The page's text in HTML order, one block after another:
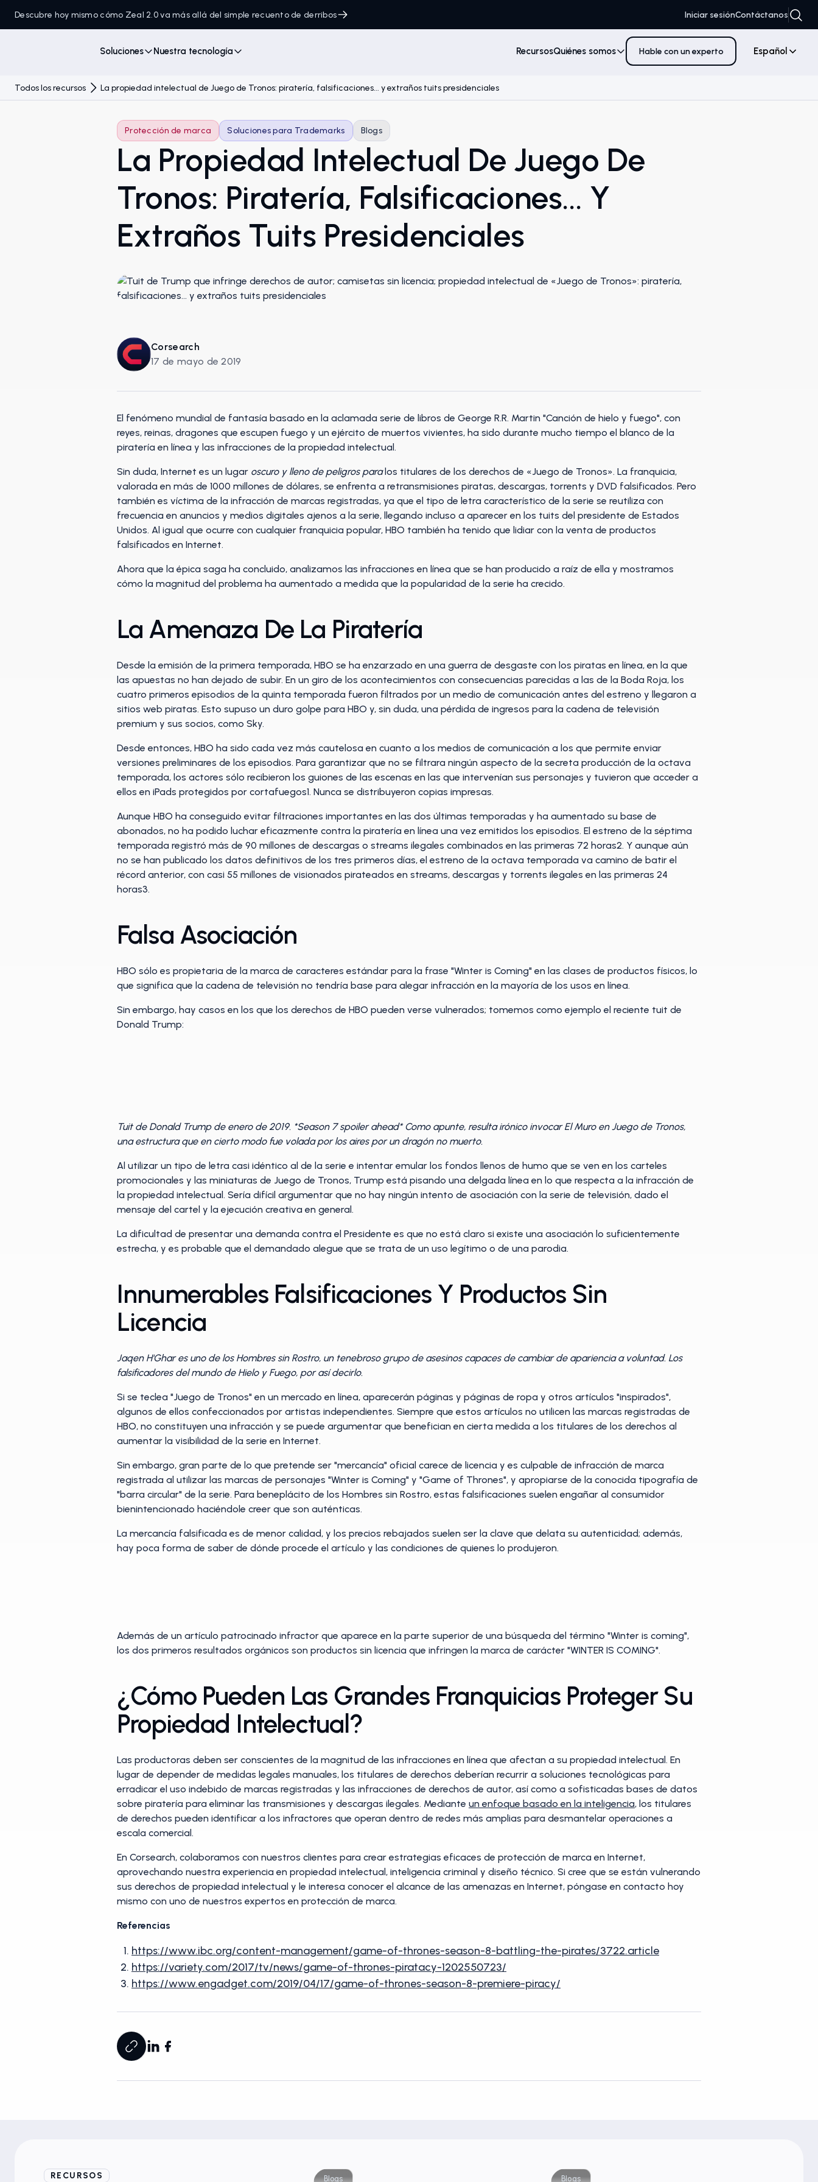
Descubre hoy mismo cómo Zeal 2.0 va más allá del simple recuento de derribos Iniciar sesiónContáctanos
Soluciones Nuestra tecnología RecursosQuiénes somos Hable con un experto Español
Todos los recursos La propiedad intelectual de Juego de Tronos: piratería, falsificaciones... y extraños tuits presidenciales
Protección de marca Soluciones para Trademarks Blogs
La Propiedad Intelectual De Juego De
Tronos: Piratería, Falsificaciones... Y
Extraños Tuits Presidenciales
Corsearch
17 de mayo de 2019
El fenómeno mundial de fantasía basado en la aclamada serie de libros de George R.R. Martin "Canción de hielo y fuego", con
reyes, reinas, dragones que escupen fuego y un ejército de muertos vivientes, ha sido durante mucho tiempo el blanco de la
piratería en línea y las infracciones de la propiedad intelectual.
Sin duda, Internet es un lugar oscuro y lleno de peligros paralos titulares de los derechos de «Juego de Tronos». La franquicia,
valorada en más de 1000 millones de dólares, se enfrenta a retransmisiones piratas, descargas, torrents y DVD falsificados. Pero
también es víctima de la infracción de marcas registradas, ya que el tipo de letra característico de la serie se reutiliza con
frecuencia en anuncios y medios digitales ajenos a la serie, llegando incluso a aparecer en los tuits del presidente de Estados
Unidos. Al igual que ocurre con cualquier franquicia popular, HBO también ha tenido que lidiar con la venta de productos
falsificados en Internet.
Ahora que la épica saga ha concluido, analizamos las infracciones en línea que se han producido a raíz de ella y mostramos
cómo la magnitud del problema ha aumentado a medida que la popularidad de la serie ha crecido.
La Amenaza De La Piratería
Desde la emisión de la primera temporada, HBO se ha enzarzado en una guerra de desgaste con los piratas en línea, en la que
las apuestas no han dejado de subir. En un giro de los acontecimientos con consecuencias parecidas a las de la Boda Roja, los
cuatro primeros episodios de la quinta temporada fueron filtrados por un medio de comunicación antes del estreno y llegaron a
sitios web piratas. Esto supuso un duro golpe para HBO y, sin duda, una pérdida de ingresos para la cadena de televisión
premium y sus socios, como Sky.
Desde entonces, HBO ha sido cada vez más cautelosa en cuanto a los medios de comunicación a los que permite enviar
versiones preliminares de los episodios. Para garantizar que no se filtrara ningún aspecto de la secreta producción de la octava
temporada, los actores sólo recibieron los guiones de las escenas en las que intervenían sus personajes y tuvieron que acceder a
ellos en iPads protegidos por cortafuegos1. Nunca se distribuyeron copias impresas.
Aunque HBO ha conseguido evitar filtraciones importantes en las dos últimas temporadas y ha aumentado su base de
abonados, no ha podido luchar eficazmente contra la piratería en línea una vez emitidos los episodios. El estreno de la séptima
temporada registró más de 90 millones de descargas o streams ilegales combinados en las primeras 72 horas2. Y aunque aún
no se han publicado los datos definitivos de los tres primeros días, el estreno de la octava temporada va camino de batir el
récord anterior, con casi 55 millones de visionados pirateados en streams, descargas y torrents ilegales en las primeras 24
horas3.
Falsa Asociación
HBO sólo es propietaria de la marca de caracteres estándar para la frase "Winter is Coming" en las clases de productos físicos, lo
que significa que la cadena de televisión no tendría base para alegar infracción en la mayoría de los usos en línea.
Sin embargo, hay casos en los que los derechos de HBO pueden verse vulnerados; tomemos como ejemplo el reciente tuit de
Donald Trump:
Tuit de Donald Trump de enero de 2019. *Season 7 spoiler ahead* Como apunte, resulta irónico invocar El Muro en Juego de Tronos,
una estructura que en cierto modo fue volada por los aires por un dragón no muerto.
Al utilizar un tipo de letra casi idéntico al de la serie e intentar emular los fondos llenos de humo que se ven en los carteles
promocionales y las miniaturas de Juego de Tronos, Trump está pisando una delgada línea en lo que respecta a la infracción de
la propiedad intelectual. Sería difícil argumentar que no hay ningún intento de asociación con la serie de televisión, dado el
mensaje del cartel y la ejecución creativa en general.
La dificultad de presentar una demanda contra el Presidente es que no está claro si existe una asociación lo suficientemente
estrecha, y es probable que el demandado alegue que se trata de un uso legítimo o de una parodia.
Innumerables Falsificaciones Y Productos Sin
Licencia
Jaqen H'Ghar es uno de los Hombres sin Rostro, un tenebroso grupo de asesinos capaces de cambiar de apariencia a voluntad. Los
falsificadores del mundo de Hielo y Fuego, por así decirlo.
Si se teclea "Juego de Tronos" en un mercado en línea, aparecerán páginas y páginas de ropa y otros artículos "inspirados",
algunos de ellos confeccionados por artistas independientes. Siempre que estos artículos no utilicen las marcas registradas de
HBO, no constituyen una infracción y se puede argumentar que benefician en cierta medida a los titulares de los derechos al
aumentar la visibilidad de la serie en Internet.
Sin embargo, gran parte de lo que pretende ser "mercancía" oficial carece de licencia y es culpable de infracción de marca
registrada al utilizar las marcas de personajes "Winter is Coming" y "Game of Thrones", y apropiarse de la conocida tipografía de
"barra circular" de la serie. Para beneplácito de los Hombres sin Rostro, estas falsificaciones suelen engañar al consumidor
bienintencionado haciéndole creer que son auténticas.
La mercancía falsificada es de menor calidad, y los precios rebajados suelen ser la clave que delata su autenticidad; además,
hay poca forma de saber de dónde procede el artículo y las condiciones de quienes lo produjeron.
Además de un artículo patrocinado infractor que aparece en la parte superior de una búsqueda del término "Winter is coming",
los dos primeros resultados orgánicos son productos sin licencia que infringen la marca de carácter "WINTER IS COMING".
¿Cómo Pueden Las Grandes Franquicias Proteger Su
Propiedad Intelectual?
Las productoras deben ser conscientes de la magnitud de las infracciones en línea que afectan a su propiedad intelectual. En
lugar de depender de medidas legales manuales, los titulares de derechos deberían recurrir a soluciones tecnológicas para
erradicar el uso indebido de marcas registradas y las infracciones de derechos de autor, así como a sofisticadas bases de datos
sobre piratería para eliminar las transmisiones y descargas ilegales. Mediante un enfoque basado en la inteligencia, los titulares
de derechos pueden identificar a los infractores que operan dentro de redes más amplias para desmantelar operaciones a
escala comercial.
En Corsearch, colaboramos con nuestros clientes para crear estrategias eficaces de protección de marca en Internet,
aprovechando nuestra experiencia en propiedad intelectual, inteligencia criminal y diseño técnico. Si cree que se están vulnerando
sus derechos de propiedad intelectual y le interesa conocer el alcance de las amenazas en Internet, póngase en contacto hoy
mismo con uno de nuestros expertos en protección de marca.
Referencias
https://www.ibc.org/content-management/game-of-thrones-season-8-battling-the-pirates/3722.article
https://variety.com/2017/tv/news/game-of-thrones-piratacy-1202550723/
https://www.engadget.com/2019/04/17/game-of-thrones-season-8-premiere-piracy/
RECURSOS
Blogs Blogs Blogs